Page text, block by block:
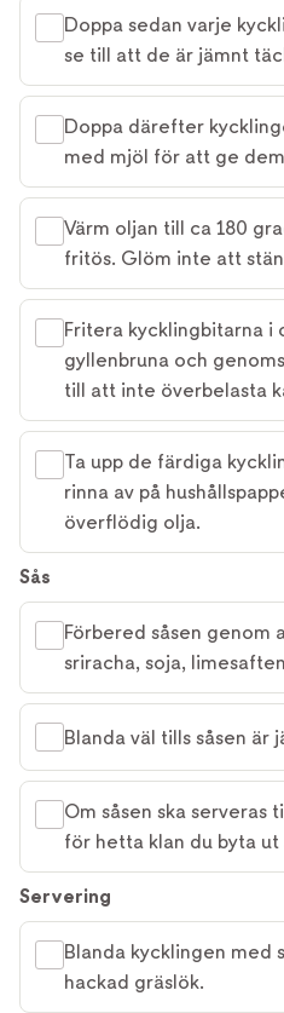
Doppa sedan varje
se till att de är jämnt
Doppa därefter
med mjöl för att ge
Värm oljan till ca 180
fritös. Glöm inte att
Fritera kycklingbitarna i
gyllenbruna och
till att inte överbelasta
Ta upp de färdiga
rinna av på
överflödig olja.
Sås
Förbered såsen genom
sriracha, soja,
Blanda väl tills såsen är
Om såsen ska serveras
för hetta klan du byta
Servering
Blanda kycklingen med
hackad gräslök.